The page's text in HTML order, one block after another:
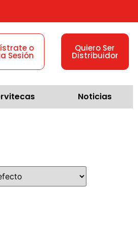
o
Sesión
Quiero Ser
Distribuidor
Noticias